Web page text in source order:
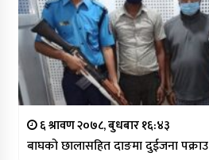
६ श्रावण २०७८, बुधबार १६:४३
बाघको छालासहित दाङमा दुईजना पक्राउ